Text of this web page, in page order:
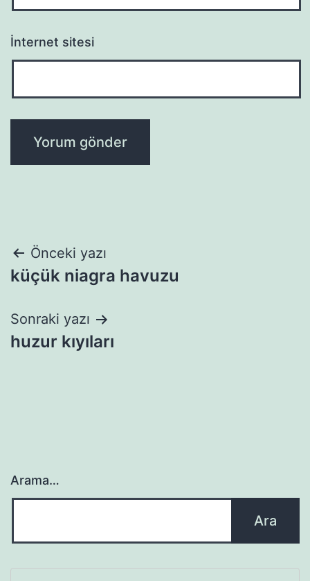
İnternet sitesi
Yazı
gezinmesi
Önceki yazı
küçük niagra havuzu
Sonraki yazı
huzur kıyıları
Arama…